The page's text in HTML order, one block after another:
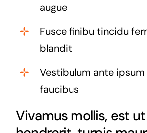
augue
Fusce finibu tincidu
blandit
Vestibulum ante
faucibus
Vivamus mollis, est